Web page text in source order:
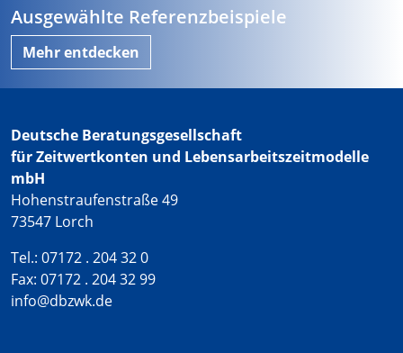
Ausgewählte Referenzbeispiele
Mehr entdecken
Deutsche Beratungsgesellschaft
für Zeitwertkonten und Lebensarbeitszeitmodelle
mbH
Hohenstraufenstraße 49
73547 Lorch
Tel.: 07172 . 204 32 0
Fax: 07172 . 204 32 99
info@dbzwk.de